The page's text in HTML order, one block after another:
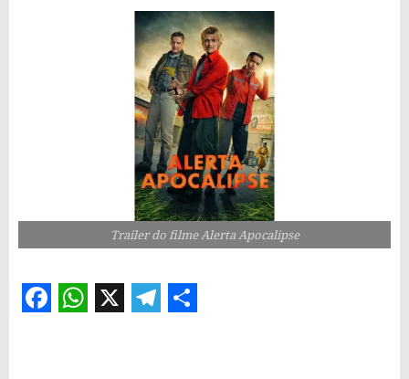
Trailer do filme Alerta Apocalipse
Facebook
WhatsApp
X Telegram
Share